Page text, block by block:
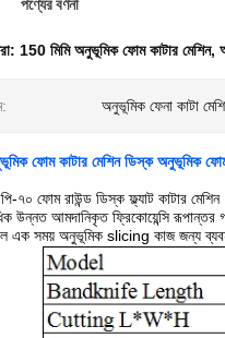
পণ্যের বর্ণনা
150 মিমি অনুভূমিক ফোম কাটার মেশিন,
অনুভূমিক ফেনা কাটা
ফোম কাটার মেশিন ডিস্ক অনুভূমিক ফোম
৭০ ফোম রাউন্ড ডিস্ক ফ্ল্যাট কাটার মেশিন
উন্নত আমদানিকৃত ফ্রিকোয়েন্সি রূপান্তর
এক সময় অনুভূমিক slicing কাজ জন্য